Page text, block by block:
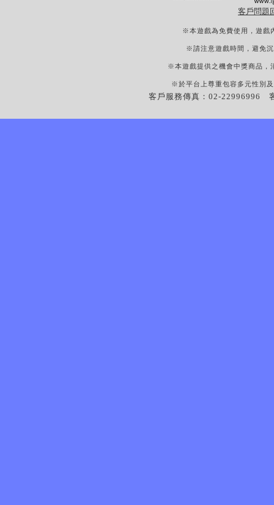
客戶問題
※本遊戲為免費使用，遊戲
※請注意遊戲時間，避免
※本遊戲提供之機會中獎商品，
※於平台上尊重包容多元性別
客戶服務傳真：02-22996996